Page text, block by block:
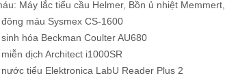
Máy lắc tiểu cầu Helmer, Bồn ủ nhiệt
máu Sysmex CS-1600
hóa Beckman Coulter AU680
dịch Architect i1000SR
tiểu Elektronica LabU Reader Plus 2